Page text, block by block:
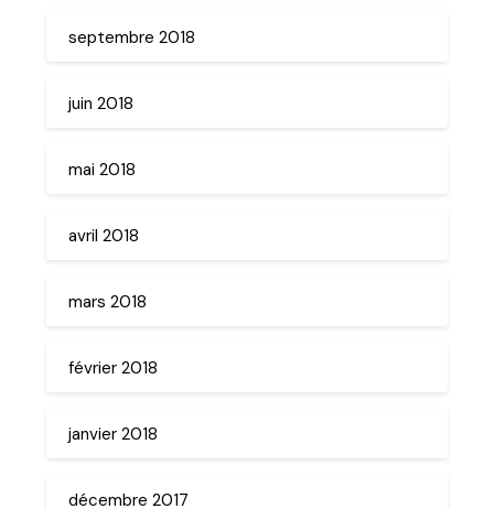
septembre 2018
juin 2018
mai 2018
avril 2018
mars 2018
février 2018
janvier 2018
décembre 2017